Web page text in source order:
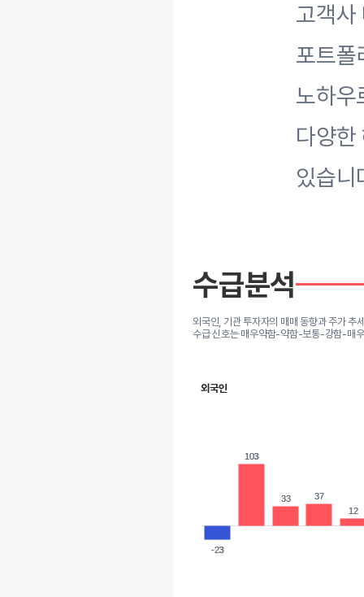
고객사
포트폴
노하우
다양한
있습니
수급분석
외국인, 기관 투자자의 매매 동향과 주가 추
수급 신호는 매우약함-약함-보통-강함-매
외국인
-23
-23
103
103
33
33 37
37
12
12